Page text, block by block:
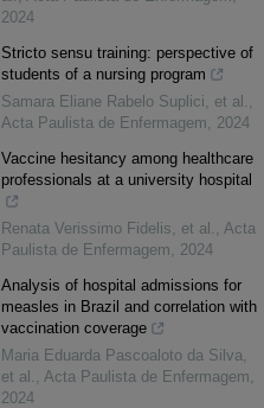
2024
Stricto sensu training: perspective of
students of a nursing program
Samara Eliane Rabelo Suplici, et al. ,
Acta Paulista de Enfermagem, 2024
Vaccine hesitancy among healthcare
professionals at a university hospital
Renata Verissimo Fidelis, et al. , Acta
Paulista de Enfermagem, 2024
Analysis of hospital admissions for
measles in Brazil and correlation with
vaccination coverage
Maria Eduarda Pascoaloto da Silva,
et al. , Acta Paulista de Enfermagem,
2024